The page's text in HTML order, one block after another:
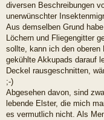
diversen Beschreibungen
unerwünschter
Aus demselben Grund
Löchern und Fliegengitter
sollte, kann ich den oberen
gekühlte Akkupads darauf
Deckel rausgeschnitten,
;-)
Abgesehen davon, sind
lebende Elster, die mich
es vermutlich nicht. Als